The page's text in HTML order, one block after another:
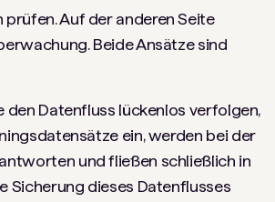
Auf der anderen Seite
Beide Ansätze sind
den Datenfluss lückenlos verfolgen,
ein, werden bei der
und fließen schließlich in
Sicherung dieses Datenflusses